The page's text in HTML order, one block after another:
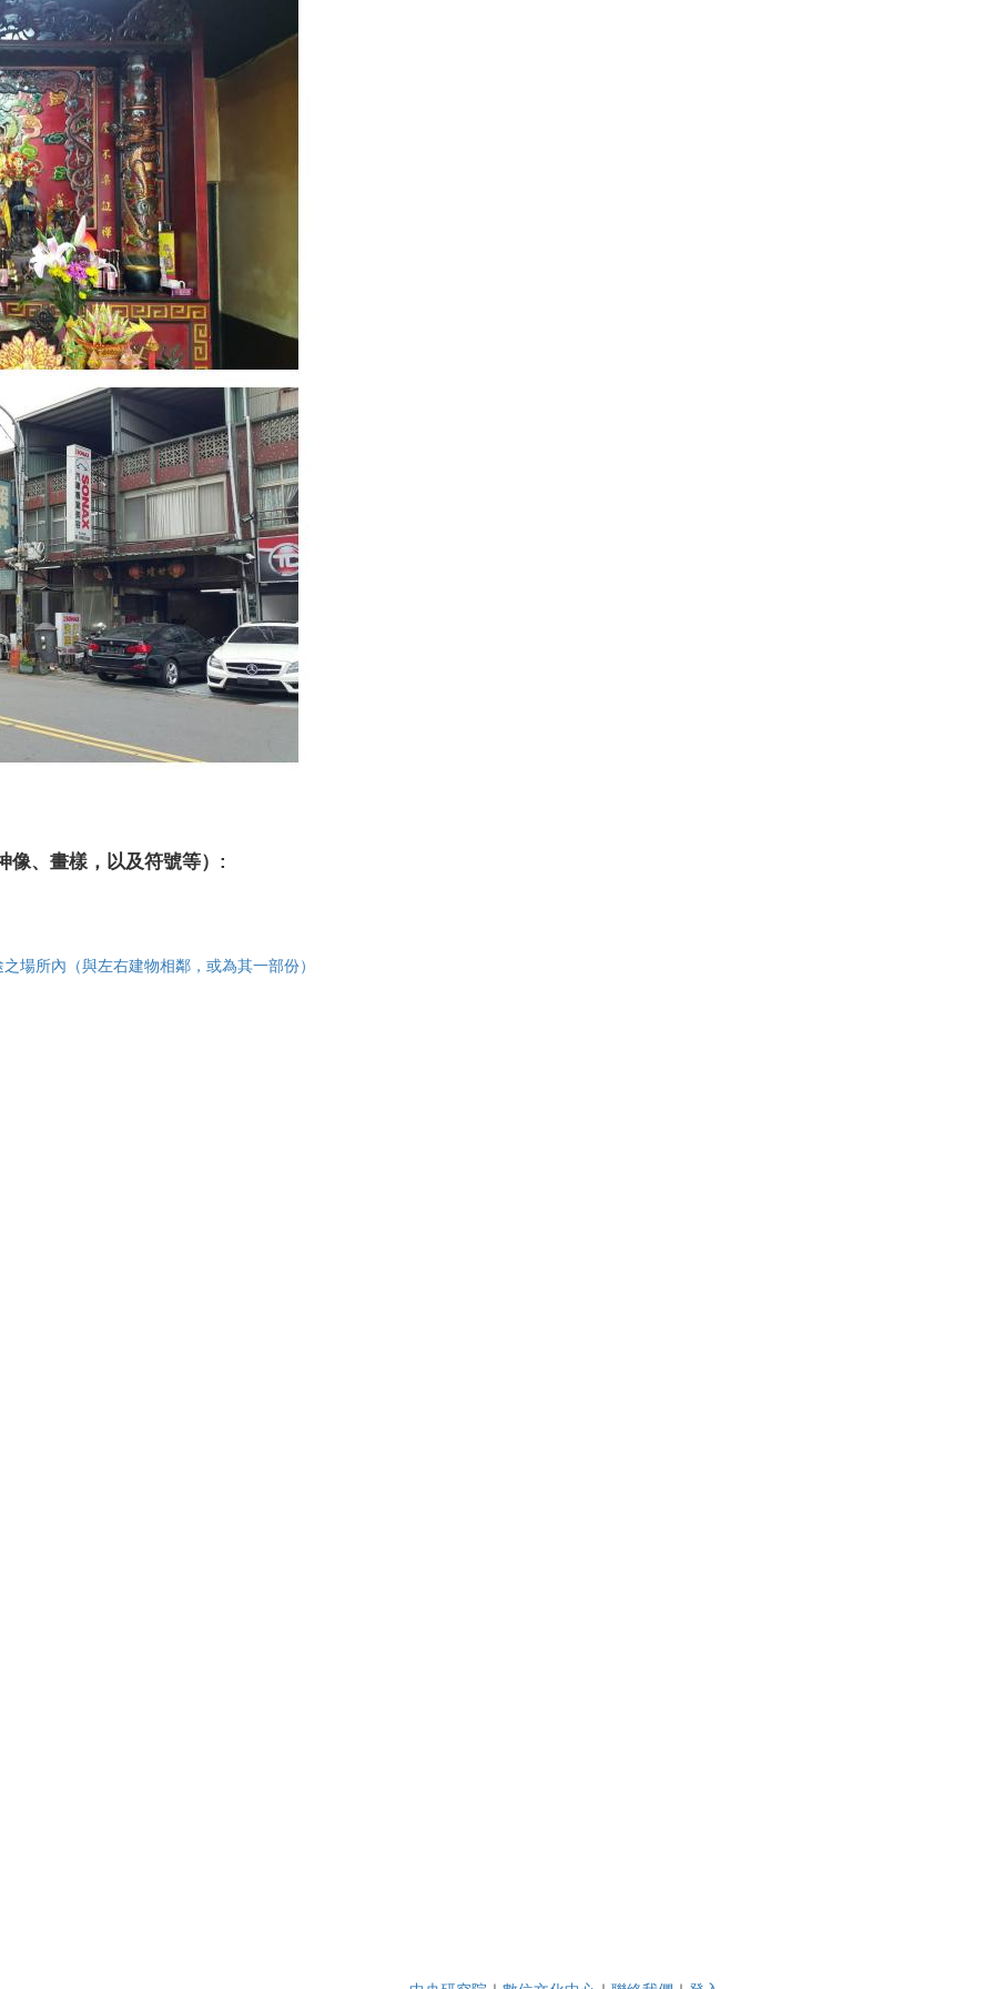
像、畫樣，以及符號等）:
場所內（與左右建物相鄰，或為其一部份）